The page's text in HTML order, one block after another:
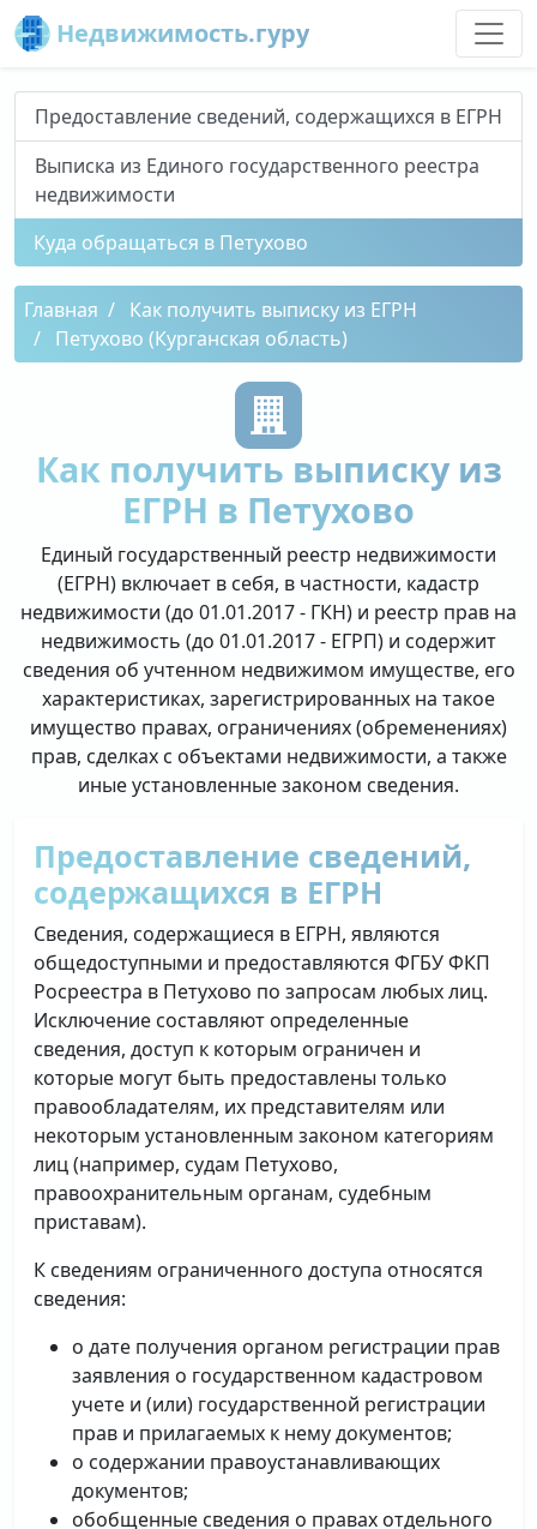
Недвижимость.гуру
Предоставление сведений, содержащихся в ЕГРН
Выписка из Единого государственного реестра
недвижимости
Куда обращаться в Петухово
Главная
Как получить выписку из ЕГРН
Петухово (Курганская область)
Как получить выписку из
ЕГРН в Петухово
Единый государственный реестр недвижимости
(ЕГРН) включает в себя, в частности, кадастр
недвижимости (до 01.01.2017 - ГКН) и реестр прав на
недвижимость (до 01.01.2017 - ЕГРП) и содержит
сведения об учтенном недвижимом имуществе, его
характеристиках, зарегистрированных на такое
имущество правах, ограничениях (обременениях)
прав, сделках с объектами недвижимости, а также
иные установленные законом сведения.
Предоставление сведений,
содержащихся в ЕГРН
Сведения, содержащиеся в ЕГРН, являются
общедоступными и предоставляются ФГБУ ФКП
Росреестра в Петухово по запросам любых лиц.
Исключение составляют определенные
сведения, доступ к которым ограничен и
которые могут быть предоставлены только
правообладателям, их представителям или
некоторым установленным законом категориям
лиц (например, судам Петухово,
правоохранительным органам, судебным
приставам).
К сведениям ограниченного доступа относятся
сведения:
о дате получения органом регистрации прав
заявления о государственном кадастровом
учете и (или) государственной регистрации
прав и прилагаемых к нему документов;
о содержании правоустанавливающих
документов;
обобщенные сведения о правах отдельного